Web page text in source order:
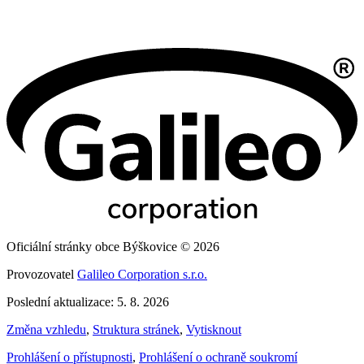
Oficiální stránky obce Býškovice © 2026
Provozovatel Galileo Corporation s.r.o.
Poslední aktualizace: 5. 8. 2026
Změna vzhledu, Struktura stránek, Vytisknout
Prohlášení o přístupnosti, Prohlášení o ochraně soukromí